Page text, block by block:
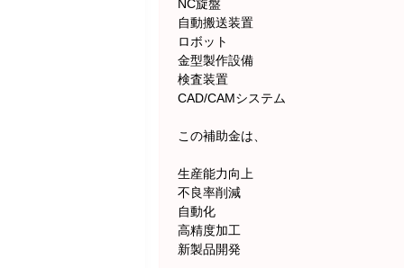
NC旋盤
自動搬送装置
ロボット
金型製作設備
検査装置
CAD/CAMシステム
この補助金は、
生産能力向上
不良率削減
自動化
高精度加工
新製品開発